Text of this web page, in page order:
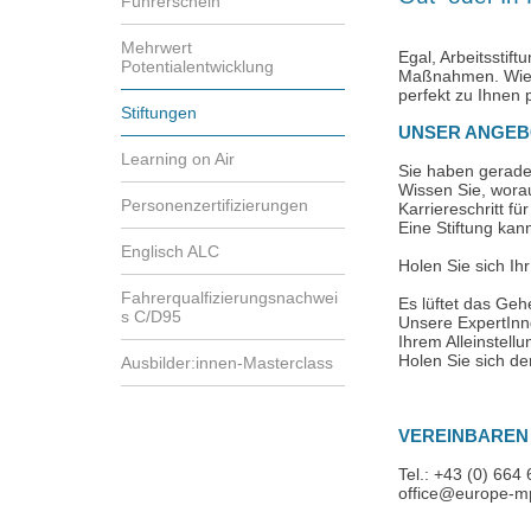
Mehrwert
Potentialentwicklung
Stiftungen
Learning on Air
Personenzertifizierungen
Englisch ALC
Fahrerqualfizierungsnachwei
s C/D95
Ausbilder:innen-Masterclass
Egal,
Maßnahmen.
perfekt zu Ihnen
UNSER
Sie haben
Wissen Sie,
Karriereschritt
Eine Stiftung
Holen Sie sich
Es lüftet das
Unsere
Ihrem
Holen Sie sich
Tel.: +43 (0) 664
office@europe-